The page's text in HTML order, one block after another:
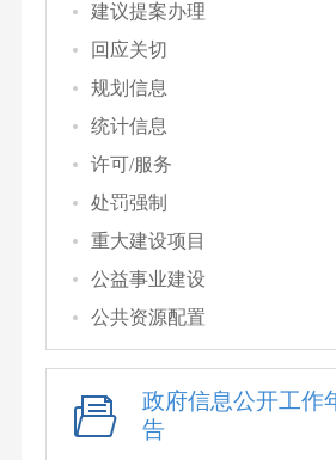
建议提案办理
回应关切
规划信息
统计信息
许可/服务
处罚强制
重大建设项目
公益事业建设
公共资源配置
政府信息公开工作
告